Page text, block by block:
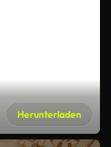
Herunterladen